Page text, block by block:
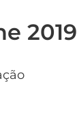
2019